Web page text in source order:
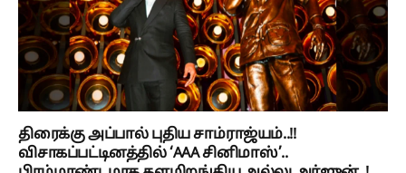
திரைக்கு அப்பால் புதிய சாம்ராஜ்யம்..!!
விசாகப்பட்டினத்தில் ‘AAA சினிமாஸ்’..